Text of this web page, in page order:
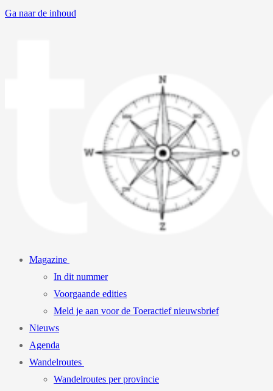
Ga naar de inhoud
Magazine
In dit nummer
Voorgaande edities
Meld je aan voor de Toeractief nieuwsbrief
Nieuws
Agenda
Wandelroutes
Wandelroutes per provincie